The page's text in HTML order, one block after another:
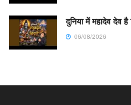
दुनिया में महादेव देव है
06/08/2026